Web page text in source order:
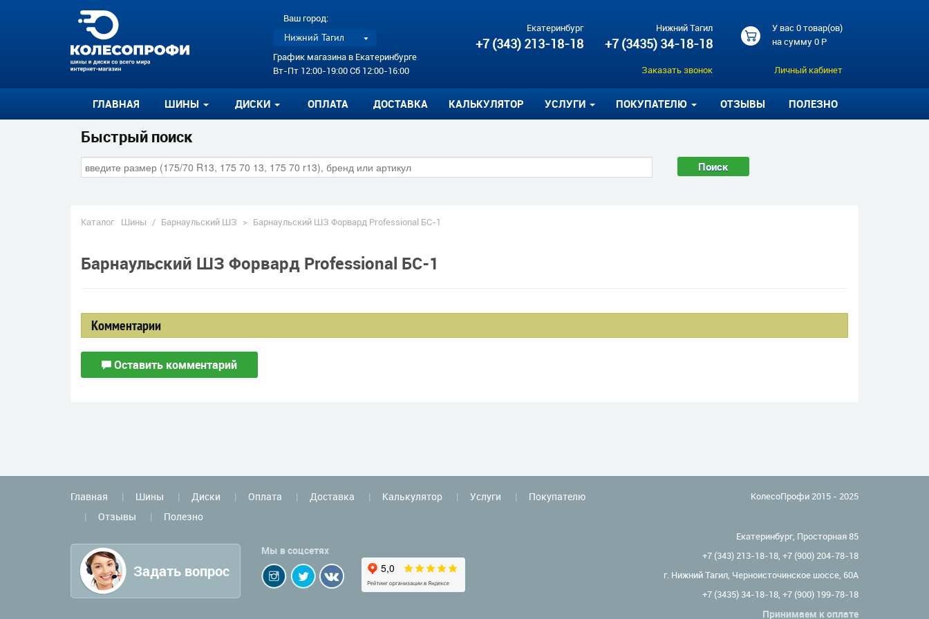
Ваш город:
Нижний Тагил
График магазина в Екатеринбурге
Вт-Пт 12:00-19:00 Сб 12:00-16:00
Екатеринбург
+7 (343) 213-18-18
Нижний Тагил
+7 (3435) 34-18-18
Заказать звонок
У вас 0 товар(ов)
на сумму0 Р
Личный кабинет
ГЛАВНАЯ ШИНЫ ДИСКИ ОПЛАТА ДОСТАВКА КАЛЬКУЛЯТОР УСЛУГИ ПОКУПАТЕЛЮ ОТЗЫВЫ ПОЛЕЗНО
Быстрый поиск
Поиск
Каталог Шины / Барнаульский ШЗ > Барнаульский ШЗ Форвард Professional БС-1
Барнаульский ШЗ Форвард Professional БС-1
Комментарии
Оставить комментарий
Главная Шины Диски Оплата Доставка Калькулятор Услуги
Покупателю
Отзывы
Полезно
КолесоПрофи 2015 - 2025
Задать вопрос
Мы в соцсетях
Екатеринбург, Просторная 85
+7 (343) 213-18-18, +7 (900) 204-78-18
г. Нижний Тагил, Черноисточинское шоссе, 60А
+7 (3435) 34-18-18, +7 (900) 199-78-18
Принимаем к оплате